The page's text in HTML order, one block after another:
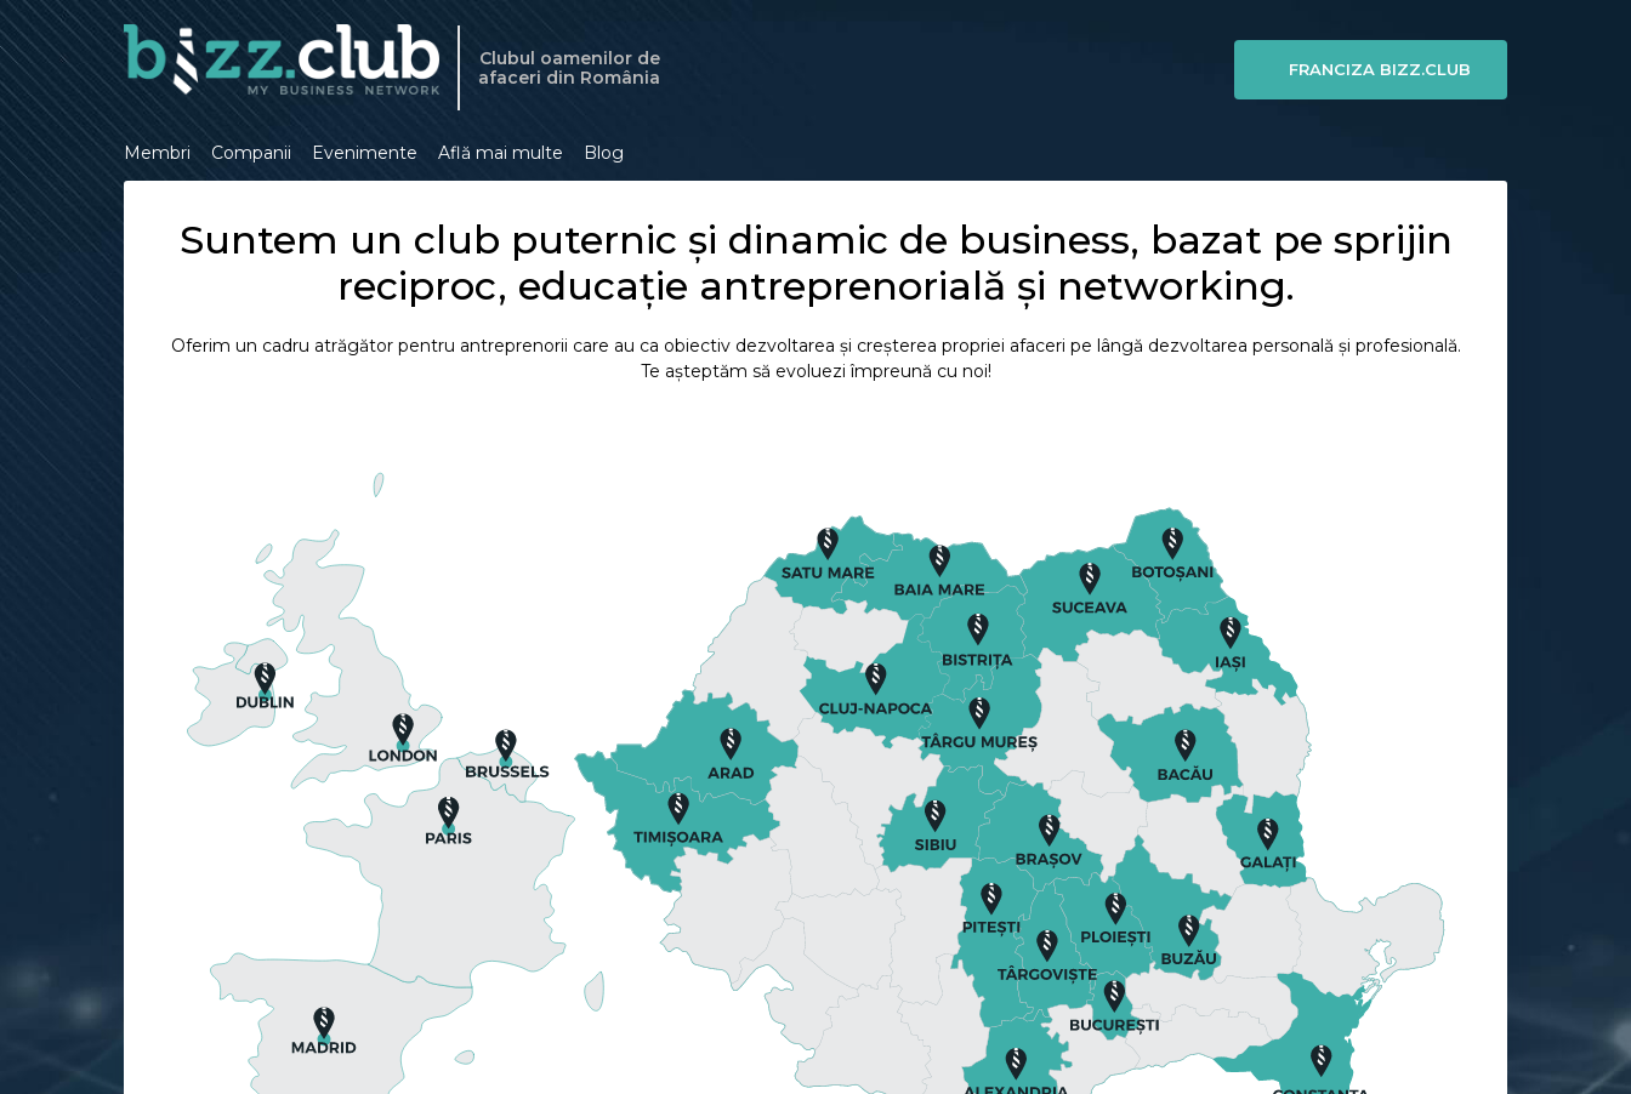
Clubul oamenilor de
afaceri din România
FRANCIZA BIZZ.CLUB
Membri Companii Evenimente Află mai multe Blog
Suntem un club puternic și dinamic de business, bazat pe sprijin
reciproc, educație antreprenorială și networking.
Oferim un cadru atrăgător pentru antreprenorii care au ca obiectiv dezvoltarea și creșterea propriei afaceri pe lângă dezvoltarea personală și profesională.
Te așteptăm să evoluezi împreună cu noi!